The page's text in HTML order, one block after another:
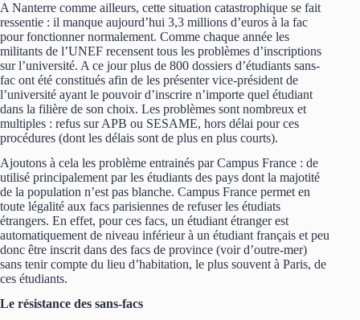
A Nanterre comme ailleurs, cette situation catastrophique se fait
ressentie : il manque aujourd’hui 3,3 millions d’euros à la fac
pour fonctionner normalement. Comme chaque année les
militants de l’UNEF recensent tous les problèmes d’inscriptions
sur l’université. A ce jour plus de 800 dossiers d’étudiants sans-
fac ont été constitués afin de les présenter vice-président de
l’université ayant le pouvoir d’inscrire n’importe quel étudiant
dans la filière de son choix. Les problèmes sont nombreux et
multiples : refus sur APB ou SESAME, hors délai pour ces
procédures (dont les délais sont de plus en plus courts).
Ajoutons à cela les problème entrainés par Campus France : de
utilisé principalement par les étudiants des pays dont la majotité
de la population n’est pas blanche. Campus France permet en
toute légalité aux facs parisiennes de refuser les étudiats
étrangers. En effet, pour ces facs, un étudiant étranger est
automatiquement de niveau inférieur à un étudiant français et peu
donc être inscrit dans des facs de province (voir d’outre-mer)
sans tenir compte du lieu d’habitation, le plus souvent à Paris, de
ces étudiants.
Le résistance des sans-facs